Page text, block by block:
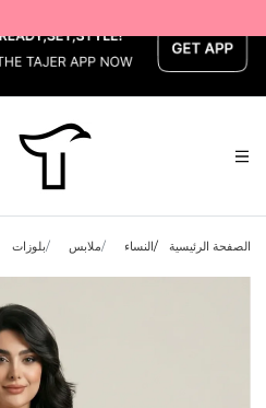
الصفحة الرئيسية النساء ملابس بلوزات